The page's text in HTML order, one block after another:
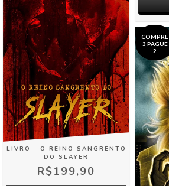
LIVRO - O REINO SANGRENTO
DO SLAYER
R$199,90
COMPRE
3 PAGUE
2